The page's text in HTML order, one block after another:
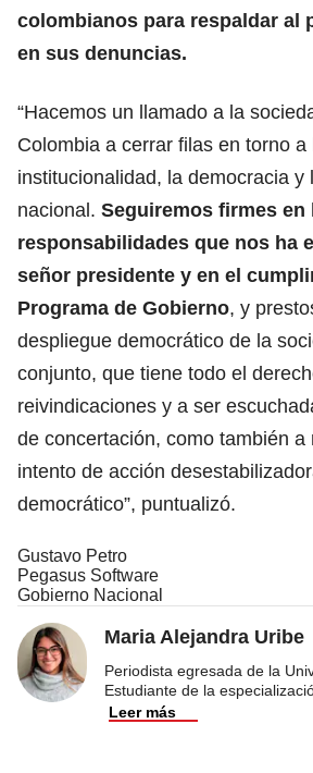
colombianos para respaldar al
en sus denuncias.
“Hacemos un llamado a la
Colombia a cerrar filas en torno a
institucionalidad, la democracia y
nacional. Seguiremos firmes en
responsabilidades que nos ha
señor presidente y en el
Programa de Gobierno, y
despliegue democrático de la
conjunto, que tiene todo el
reivindicaciones y a ser
de concertación, como también a
intento de acción
democrático”, puntualizó.
Gustavo Petro
Pegasus Software
Gobierno Nacional
Maria Alejandra Uribe
Periodista egresada de la
Estudiante de la
Leer más